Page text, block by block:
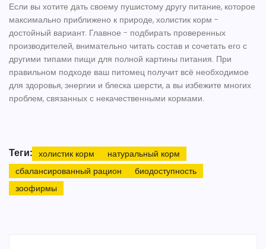
Если вы хотите дать своему пушистому другу питание, которое
максимально приближено к природе, холистик корм -
достойный вариант. Главное - подбирать проверенных
производителей, внимательно читать состав и сочетать его с
другими типами пищи для полной картины питания. При
правильном подходе ваш питомец получит всё необходимое
для здоровья, энергии и блеска шерсти, а вы избежите многих
проблем, связанных с некачественными кормами.
Теги: холистик корм
натуральный корм
сбалансированный рацион
биодоступность
зоофирмы